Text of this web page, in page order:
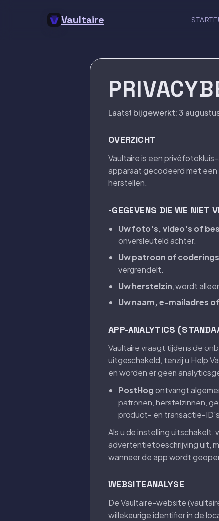
Vaultaire START
Laatst bijgewerkt: 3
OVERZICHT
Vaultaire is een
apparaat gecodeerd met een
herstellen.
-GEGEVENS DIE WE NIET
Uw foto's, video's of
onversleuteld achter.
Uw patroon of
vergrendelt.
Uw herstelzin, wordt
Uw naam, e-mailadres
APP-ANALYTICS
Vaultaire vraagt tijdens de
uitgeschakeld, tenzij u Help
en worden er geen
PostHogontvangt
patronen, herstelzinnen,
product- en transactie-
Als u de instelling
advertentietoeschrijving uit,
wanneer de app wordt
WEBSITEANALYSE
De Vaultaire-website
willekeurige identifier in de